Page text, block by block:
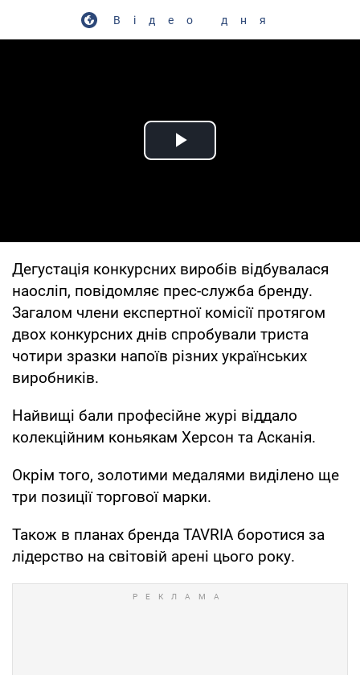
Відео дня
Play Video
Дегустація конкурсних виробів відбувалася
наосліп, повідомляє прес-служба бренду.
Загалом члени експертної комісії протягом
двох конкурсних днів спробували триста
чотири зразки напоїв різних українських
виробників.
Найвищі бали професійне журі віддало
колекційним коньякам Херсон та Асканія.
Окрім того, золотими медалями виділено ще
три позиції торгової марки.
Також в планах бренда TAVRIA боротися за
лідерство на світовій арені цього року.